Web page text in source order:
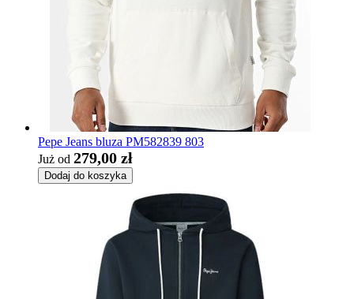
Pepe Jeans bluza PM582839 803
Już od 279,00 zł
Dodaj do koszyka